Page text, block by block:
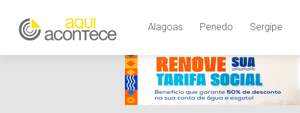
Alagoas Penedo Sergipe